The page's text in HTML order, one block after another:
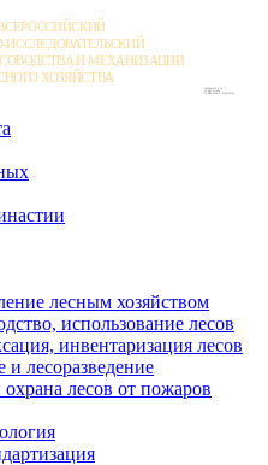
лесным хозяйством
использование лесов
инвентаризация лесов
и лесоразведение
лесов от пожаров